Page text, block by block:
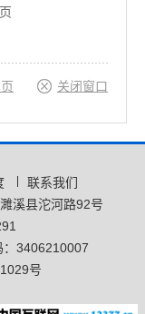
关闭窗口
联系我们
溪县沱河路92号
：3406210007
号